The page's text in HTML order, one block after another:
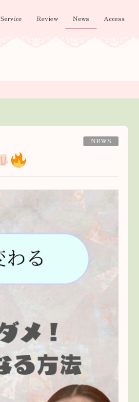
Service Review News Access
NEWS